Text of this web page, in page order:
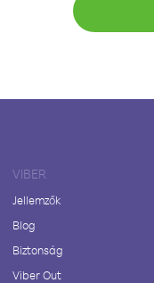
VIBER
Jellemzők
Blog
Biztonság
Viber Out